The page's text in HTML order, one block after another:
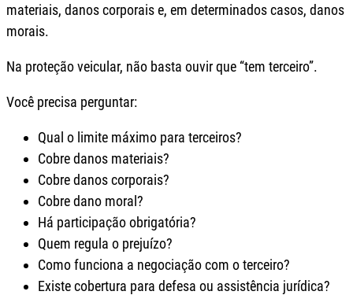
materiais, danos corporais e, em determinados casos, danos
morais.
Na proteção veicular, não basta ouvir que “tem terceiro”.
Você precisa perguntar:
Qual o limite máximo para terceiros?
Cobre danos materiais?
Cobre danos corporais?
Cobre dano moral?
Há participação obrigatória?
Quem regula o prejuízo?
Como funciona a negociação com o terceiro?
Existe cobertura para defesa ou assistência jurídica?